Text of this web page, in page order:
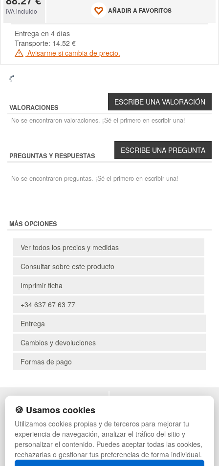
IVA incluido AÑADIR A FAVORITOS
Entrega en 4 días
Transporte: 14.52 €
Avisarme si cambia de precio.
VALORACIONES
No se encontraron valoraciones. ¡Sé el primero en escribir una!
PREGUNTAS Y RESPUESTAS
No se encontraron preguntas. ¡Sé el primero en escribir una!
MÁS OPCIONES
Ver todos los precios y medidas
Consultar sobre este producto
Imprimir ficha
+34 637 67 63 77
Entrega
Cambios y devoluciones
Formas de pago
POLÍTICA DE PRIVACIDAD
CONDICIONES DE USO
CAMBIOS Y DEVOLUCIONES
CONTACTO
QUIENES SOMOS
MAPA WEB
PREGUNTAS FRECUENTES
MUEBLES VINTAGE
MUEBLES HOSTELERÍA
SUMINISTROS HOSTELERÍA
TIENDA DE DEPORTES
🍪 Usamos cookies
Utilizamos cookies propias y de terceros para mejorar tu
experiencia de navegación, analizar el tráfico del sitio y
personalizar el contenido. Puedes aceptar todas las cookies,
rechazarlas o gestionar tus preferencias de forma individual.